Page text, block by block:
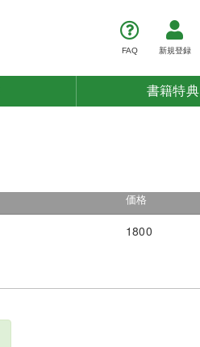
FAQ 新規登録
書籍特典
価格
1800